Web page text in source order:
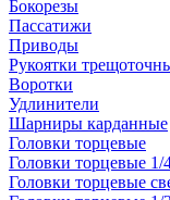
Бокорезы
Пассатижи
Приводы
Рукоятки
Воротки
Удлинители
Шарниры карданные
Головки торцевые
Головки торцевые 1/
Головки торцевые